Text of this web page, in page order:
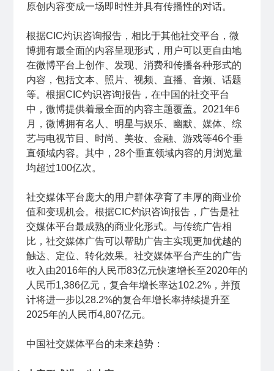
原创内容变成一场即时性并具有传播性的对话。
根据CIC灼识咨询报告，相比于其他社交平台，微
博拥有最全面的内容呈现形式，用户可以更自由地
在微博平台上创作、发现、消费和传播各种形式的
内容，包括文本、照片、视频、直播、音频、话题
等。根据CIC灼识咨询报告，在中国的社交平台
中，微博提供着最全面的内容主题覆盖。2021年6
月，微博拥有名人、明星与娱乐、幽默、媒体、综
艺与电视节目、时尚、美妆、金融、游戏等46个垂
直领域内容。其中，28个垂直领域内容的月浏览量
均超过100亿次。
社交媒体平台庞大的用户群体孕育了丰厚的商业价
值和变现机会。根据CIC灼识咨询报告，广告是社
交媒体平台最成熟的商业化形式。与传统广告相
比，社交媒体广告可以帮助广告主实现更加优越的
触达、定位、转化效果。社交媒体平台产生的广告
收入由2016年的人民币83亿元快速增长至2020年的
人民币1,386亿元，复合年增长率达102.2%，并预
计将进一步以28.2%的复合年增长率持续提升至
2025年的人民币4,807亿元。
中国社交媒体平台的未来趋势：